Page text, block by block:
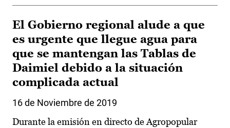
El Gobierno regional alude a que
es urgente que llegue agua para
que se mantengan las Tablas de
Daimiel debido a la situación
complicada actual
16 de Noviembre de 2019
Durante la emisión en directo de Agropopular